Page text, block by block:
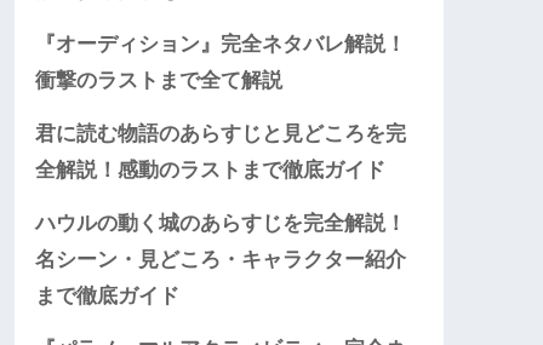
『オーディション』完全ネタバレ解説！
衝撃のラストまで全て解説
君に読む物語のあらすじと見どころを完
全解説！感動のラストまで徹底ガイド
ハウルの動く城のあらすじを完全解説！
名シーン・見どころ・キャラクター紹介
まで徹底ガイド